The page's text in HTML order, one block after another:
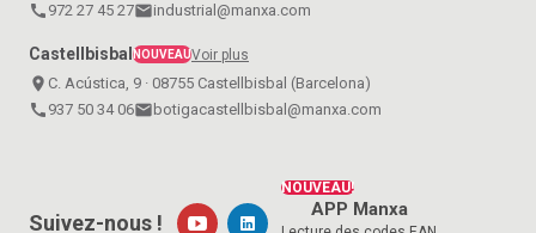
call 972 27 45 27emailindustrial@manxa.com
Castellbisbal NOUVEAUVoir plus
place C. Acústica, 9 · 08755 Castellbisbal (Barcelona)
call 937 50 34 06email botigacastellbisbal@manxa.com
NOUVEAU!
APP Manxa
Suivez-nous !